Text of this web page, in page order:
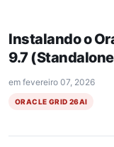
Instalando o
9.7
em fevereiro 07, 2026
ORACLE GRID 26AI